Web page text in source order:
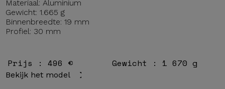
Materiaal: Aluminium
Gewicht: 1.665 g
Binnenbreedte: 19 mm
Profiel: 30 mm
Prijs : 496 € Gewicht : 1 670 g
Bekijk het model